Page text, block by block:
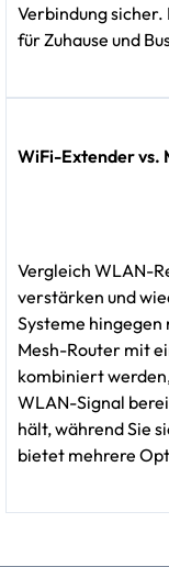
Verbindung sicher.
für Zuhause und
WiFi-Extender vs.
Vergleich WLAN-
verstärken und
Systeme
Mesh-Router mit
kombiniert
WLAN-Signal
hält, während Sie
bietet mehrere